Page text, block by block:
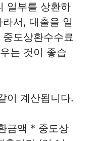
일부를 상환하
서, 대출을 일
도상환수수료
는 것이 좋습
이 계산됩니다.
금액 * 중도상